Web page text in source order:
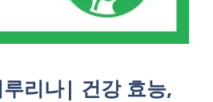
리나| 건강 효능,